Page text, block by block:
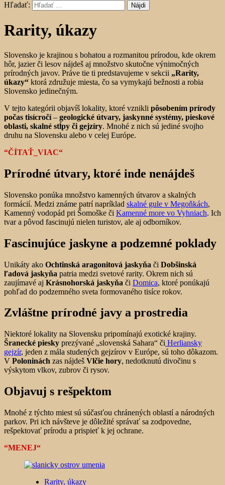
Hľadať:
Rarity, úkazy
Slovensko je krajinou s bohatou a rozmanitou prírodou, kde okrem
hôr, jazier či lesov nájdeš aj množstvo skutočne výnimočných
prírodných javov. Práve tie ti predstavujeme v sekcii „Rarity,
úkazy“ ktorá združuje miesta, čo sa vymykajú bežnosti a robia
Slovensko jedinečným.
V tejto kategórii objavíš lokality, ktoré vznikli pôsobením prírody
počas tisícročí– geologické útvary, jaskynné systémy, pieskové
oblasti, skalné stĺpy či gejzíry. Mnohé z nich sú jediné svojho
druhu na Slovensku alebo v celej Európe.
“ČÍTAŤ_VIAC“
Prírodné útvary, ktoré inde nenájdeš
Slovensko ponúka množstvo kamenných útvarov a skalných
formácií. Medzi známe patrí napríklad skalné gule v Megoňkách,
Kamenný vodopád pri Šomoške či Kamenné more vo Vyhniach. Ich
tvar a pôvod fascinujú nielen turistov, ale aj odborníkov.
Fascinujúce jaskyne a podzemné poklady
Unikáty ako Ochtinská aragonitová jaskyňa či Dobšinská
ľadová jaskyňa patria medzi svetové rarity. Okrem nich sú
zaujímavé aj Krásnohorská jaskyňa či Domica, ktoré ponúkajú
pohľad do podzemného sveta formovaného tisíce rokov.
Zvláštne prírodné javy a prostredia
Niektoré lokality na Slovensku pripomínajú exotické krajiny.
Šranecké piesky prezývané „slovenská Sahara“ či Herliansky
gejzír, jeden z mála studených gejzírov v Európe, sú toho dôkazom.
V Poloninách zas nájdeš Vlčie hory, nedotknutú divočinu s
výskytom vlkov, zubrov či rysov.
Objavuj s rešpektom
Mnohé z týchto miest sú súčasťou chránených oblastí a národných
parkov. Pri ich návšteve je dôležité správať sa zodpovedne,
rešpektovať prírodu a prispieť k jej ochrane.
“MENEJ“
Rarity, úkazy